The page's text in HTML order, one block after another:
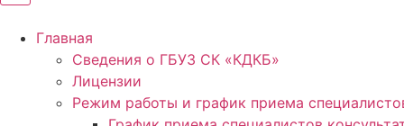
Главная
Сведения о ГБУЗ СК «КДКБ»
Лицензии
Режим работы и график приема